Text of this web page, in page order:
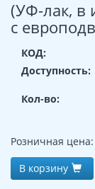
(УФ-лак, в
с
КОД:
Доступность:
Кол-во:
Розничная цена:
В корзину